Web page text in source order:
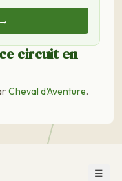
circuit en
Cheval d'Aventure.
☰